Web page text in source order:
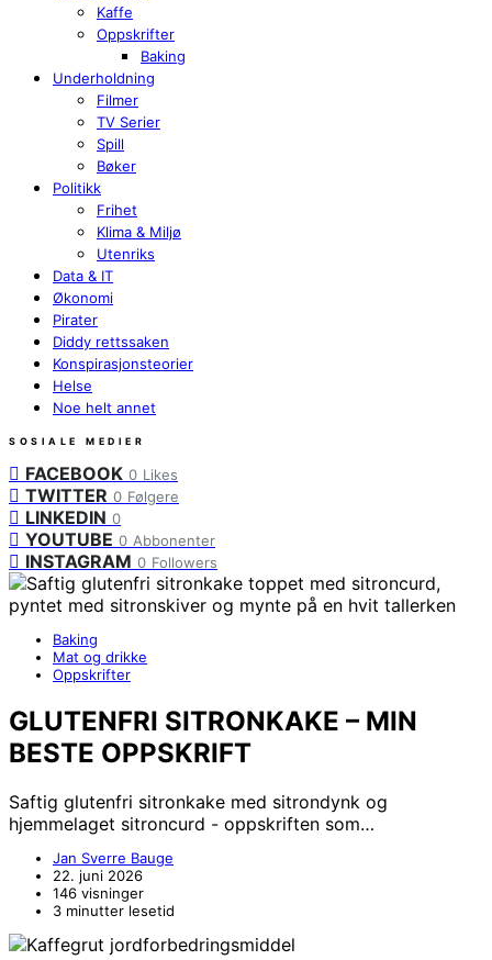
Kaffe
Oppskrifter
Baking
Underholdning
Filmer
TV Serier
Spill
Bøker
Politikk
Frihet
Klima & Miljø
Utenriks
Data & IT
Økonomi
Pirater
Diddy rettssaken
Konspirasjonsteorier
Helse
Noe helt annet
SOSIALE MEDIER
FACEBOOK 0 Likes
TWITTER 0 Følgere
LINKEDIN 0
YOUTUBE 0 Abbonenter
INSTAGRAM 0 Followers
Baking
Mat og drikke
Oppskrifter
GLUTENFRI SITRONKAKE – MIN
BESTE OPPSKRIFT
Saftig glutenfri sitronkake med sitrondynk og
hjemmelaget sitroncurd - oppskriften som…
Jan Sverre Bauge
22. juni 2026
146 visninger
3 minutter lesetid